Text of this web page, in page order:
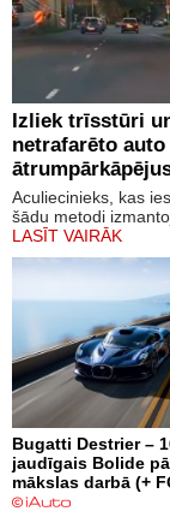
Izliek trīsstūri
netrafarēto
Aculiecinieks, kas
šādu metodi
LASĪT VAIRĀK
Bugatti Destrier –
jaudīgais Bolide
mākslas darbā (+